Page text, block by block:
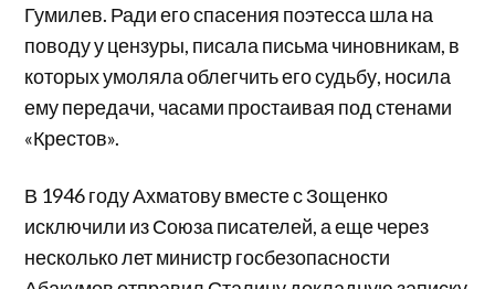
Гумилев. Ради его спасения поэтесса шла на
поводу у цензуры, писала письма чиновникам, в
которых умоляла облегчить его судьбу, носила
ему передачи, часами простаивая под стенами
«Крестов».
В 1946 году Ахматову вместе с Зощенко
исключили из Союза писателей, а еще через
несколько лет министр госбезопасности